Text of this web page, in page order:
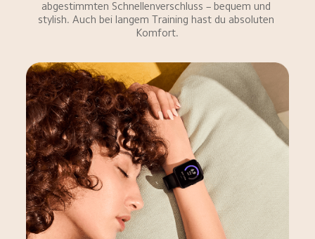
abgestimmten Schnellenverschluss – bequem und
stylish. Auch bei langem Training hast du absoluten
Komfort.